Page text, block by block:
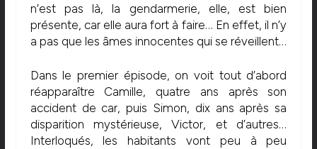
n’est pas là, la gendarmerie, elle, est bien
présente, car elle aura fort à faire… En effet, il n’y
a pas que les âmes innocentes qui se réveillent…
Dans le premier épisode, on voit tout d’abord
réapparaître Camille, quatre ans après son
accident de car, puis Simon, dix ans après sa
disparition mystérieuse, Victor, et d’autres…
Interloqués, les habitants vont peu à peu